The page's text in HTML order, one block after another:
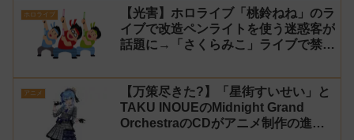
ホロライブ
【光害】ホロライブ「桃鈴ねね」のラ
イブで改造ペンライトを使う迷惑客が
話題に→「さくらみこ」ライブで禁止
アニメ
【万策尽きた?】「星街すいせい」と
TAKU INOUEのMidnight Grand
OrchestraのCDがアニメ制作の進行